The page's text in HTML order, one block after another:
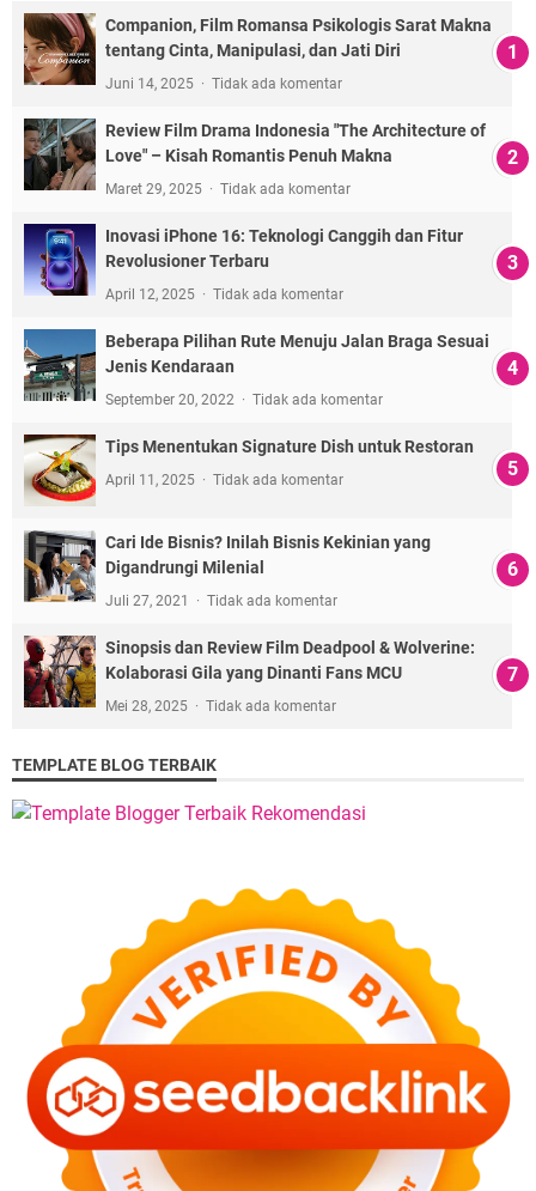
Companion, Film Romansa Psikologis Sarat Makna
tentang Cinta, Manipulasi, dan Jati Diri
Juni 14, 2025 Tidak ada komentar
Review Film Drama Indonesia "The Architecture of
Love" – Kisah Romantis Penuh Makna
Maret 29, 2025 Tidak ada komentar
Inovasi iPhone 16: Teknologi Canggih dan Fitur
Revolusioner Terbaru
April 12, 2025 Tidak ada komentar
Beberapa Pilihan Rute Menuju Jalan Braga Sesuai
Jenis Kendaraan
September 20, 2022 Tidak ada komentar
Tips Menentukan Signature Dish untuk Restoran
April 11, 2025 Tidak ada komentar
Cari Ide Bisnis? Inilah Bisnis Kekinian yang
Digandrungi Milenial
Juli 27, 2021 Tidak ada komentar
Sinopsis dan Review Film Deadpool & Wolverine:
Kolaborasi Gila yang Dinanti Fans MCU
Mei 28, 2025 Tidak ada komentar
TEMPLATE BLOG TERBAIK